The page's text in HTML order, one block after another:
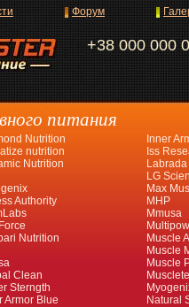
+38 000 000
Форум
питания
Nutrition
nutrition
Nutrition
Authority
Nutrition
Clean
Sterngth
Armor Blue
Inner
Iss
Labrada
LG
Max
MHP
Mmusa
Muscle
Muscle
Muscle
Natural